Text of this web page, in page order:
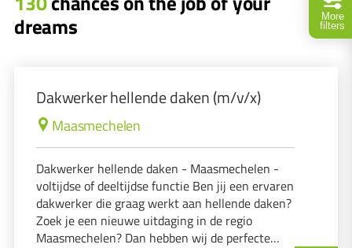
More
filters
dreams
Dakwerker hellende daken (m/v/x)
Maasmechelen
Dakwerker hellende daken - Maasmechelen -
voltijdse of deeltijdse functie Ben jij een ervaren
dakwerker die graag werkt aan hellende daken?
Zoek je een nieuwe uitdaging in de regio
Maasmechelen? Dan hebben wij de perfecte